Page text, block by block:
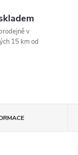
v
15 km od